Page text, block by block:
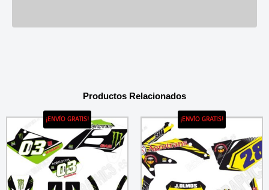
Productos Relacionados
¡ENVÍO GRATIS! ¡ENVÍO GRATIS!